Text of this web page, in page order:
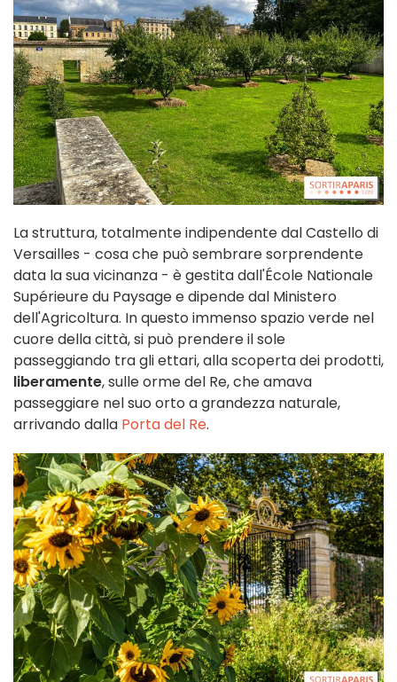
La struttura, totalmente indipendente dal Castello di
Versailles - cosa che può sembrare sorprendente
data la sua vicinanza - è gestita dall'École Nationale
Supérieure du Paysage e dipende dal Ministero
dell'Agricoltura. In questo immenso spazio verde nel
cuore della città, si può prendere il sole
passeggiando tra gli ettari, alla scoperta dei prodotti,
liberamente, sulle orme del Re, che amava
passeggiare nel suo orto a grandezza naturale,
arrivando dalla Porta del Re.